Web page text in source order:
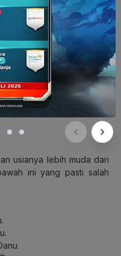
Danu dikodekan
secara acak
perempuan, adik laki-
laki dari Pak Danu.
sebagai berikut.
usianya lebih muda dari
ini yang pasti salah